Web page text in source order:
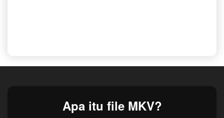
Apa itu file MKV?